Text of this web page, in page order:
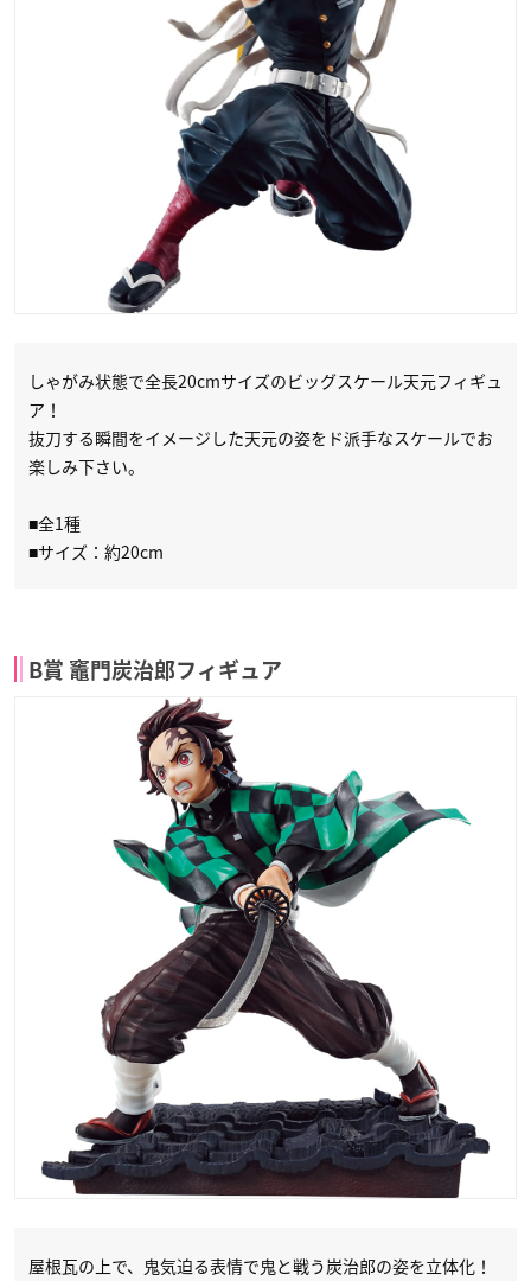
しゃがみ状態で全長20cmサイズのビッグスケール天元フィギュ
ア！
抜刀する瞬間をイメージした天元の姿をド派手なスケールでお
楽しみ下さい。
■全1種
■サイズ：約20cm
B賞 竈門炭治郎フィギュア
屋根瓦の上で、鬼気迫る表情で鬼と戦う炭治郎の姿を立体化！